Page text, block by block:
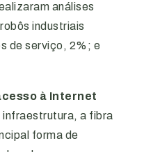
análises
industriais
de serviço, 2%; e
à Internet
infraestrutura, a fibra
forma de